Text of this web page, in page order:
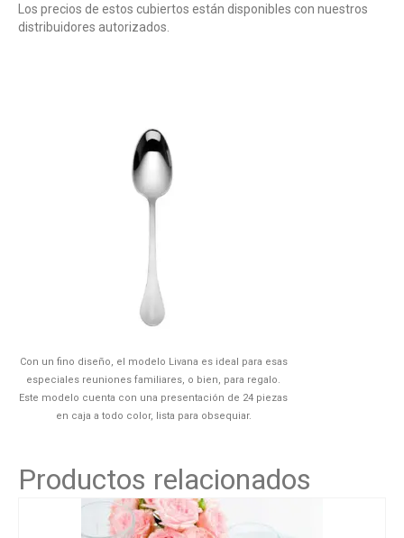
Los precios de estos cubiertos están disponibles con nuestros
distribuidores autorizados.
Con un fino diseño, el modelo Livana es ideal para esas
especiales reuniones familiares, o bien, para regalo.
Este modelo cuenta con una presentación de 24 piezas
en caja a todo color, lista para obsequiar.
Productos relacionados